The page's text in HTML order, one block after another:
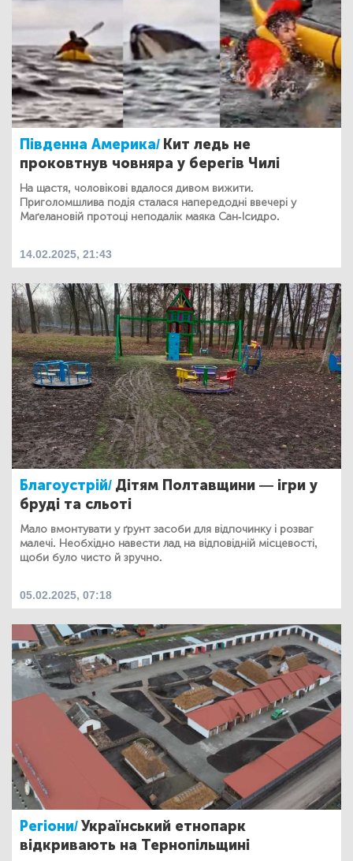
Південна Америка/ Кит ледь не
проковтнув човняра у берегів Чилі
На щастя, чоловікові вдалося дивом вижити.
Приголомшлива подія сталася напередодні ввечері у
Маґелановій протоці неподалік маяка Сан-Ісидро.
14.02.2025, 21:43
Благоустрій/ Дітям Полтавщини — ігри у
бруді та сльоті
Мало вмонтувати у ґрунт засоби для відпочинку і розваг
малечі. Необхідно навести лад на відповідній місцевості,
щоби було чисто й зручно.
05.02.2025, 07:18
Регіони/Український етнопарк
відкривають на Тернопільщині